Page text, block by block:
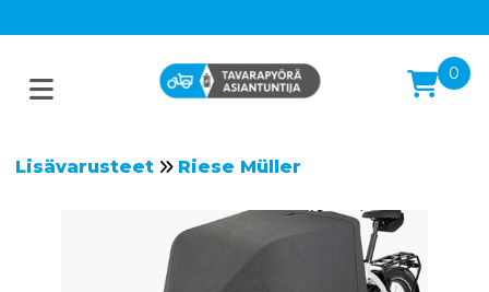
0
Lisävarusteet Riese Müller